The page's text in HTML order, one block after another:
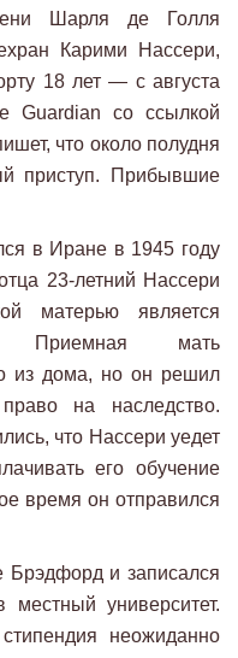
Шарля де Голля
Карими Нассери,
18 лет — с августа
Guardian со ссылкой
что около полудня
приступ. Прибывшие
в Иране в 1945 году
23-летний Нассери
матерью является
Приемная мать
из дома, но он решил
на наследство.
что Нассери уедет
его обучение
время он отправился
Брэдфорд и записался
университет.
неожиданно